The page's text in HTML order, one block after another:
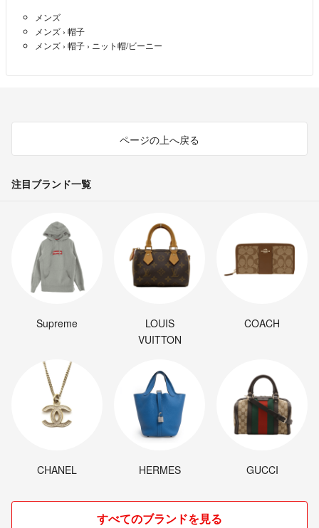
メンズ
メンズ › 帽子
メンズ › 帽子 › ニット帽/ビーニー
ページの上へ戻る
注目ブランド一覧
Supreme
LOUIS
VUITTON
COACH
CHANEL HERMES GUCCI
すべてのブランドを見る